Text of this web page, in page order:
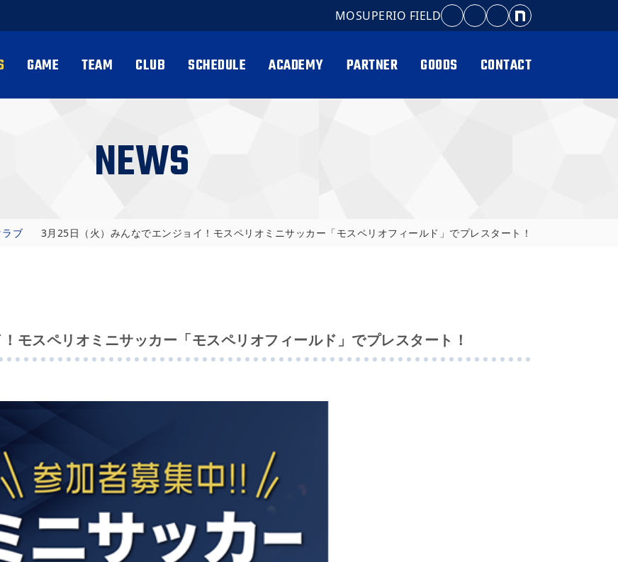
MOSUPERIO FIELD
GAME TEAM CLUB SCHEDULE ACADEMY PARTNER GOODS CONTACT
NEWS
ラブ 3月25日（火）みんなでエンジョイ！モスペリオミニサッカー「モスペリオフィールド」でプレスタート！
モスペリオミニサッカー「モスペリオフィールド」でプレスタート！